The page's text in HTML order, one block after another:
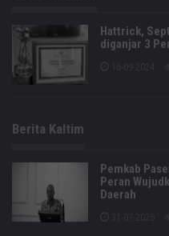
Hattrick,
diganjar 3
Berita Kaltim
Pemkab
Peran
Daerah